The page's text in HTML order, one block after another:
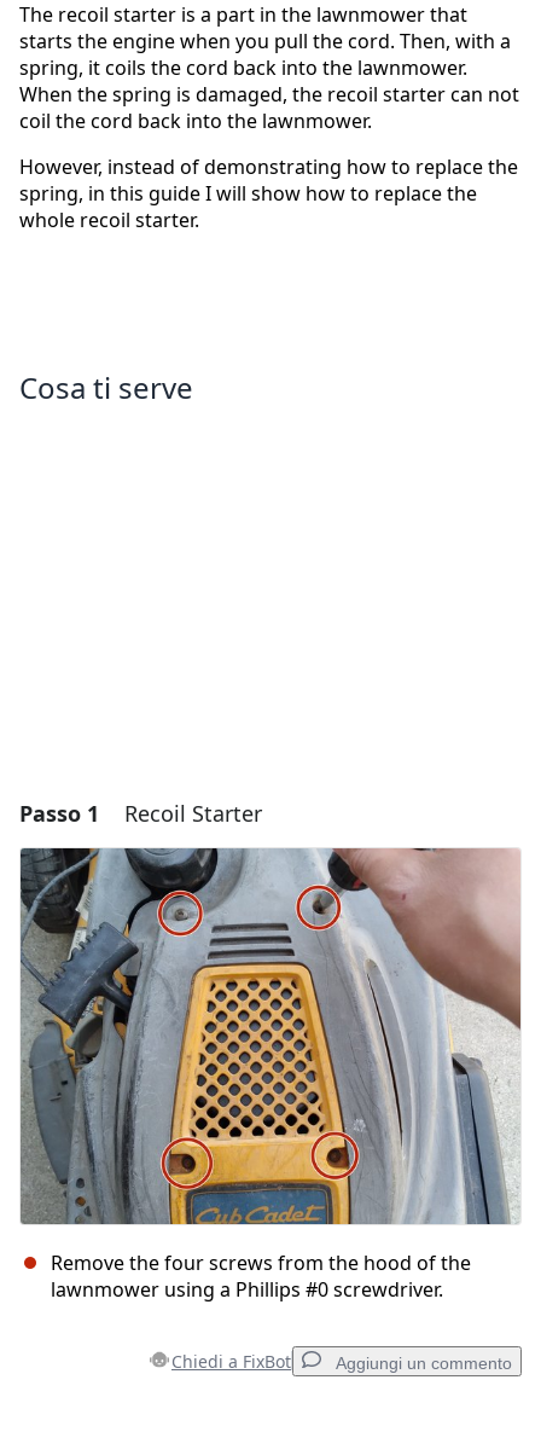
The recoil starter is a part in the lawnmower that
starts the engine when you pull the cord. Then, with a
spring, it coils the cord back into the lawnmower.
When the spring is damaged, the recoil starter can not
coil the cord back into the lawnmower.
However, instead of demonstrating how to replace the
spring, in this guide I will show how to replace the
whole recoil starter.
Cosa ti serve
Passo 1 Recoil Starter
Remove the four screws from the hood of the
lawnmower using a Phillips #0 screwdriver.
Chiedi a FixBot Aggiungi un commento